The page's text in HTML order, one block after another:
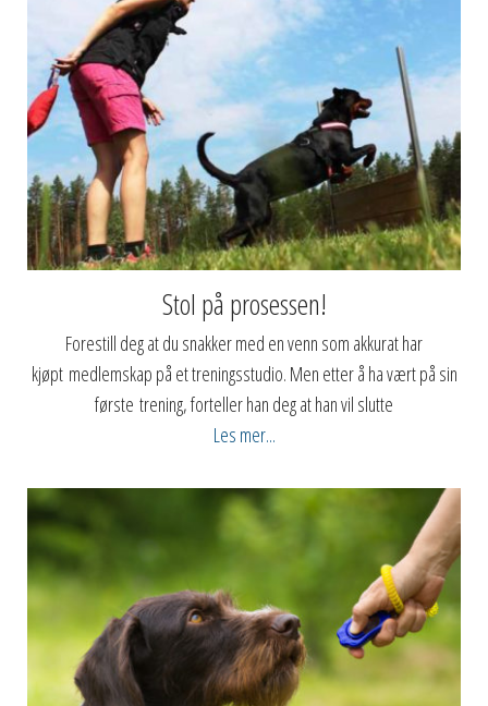
Stol på prosessen!
Forestill deg at du snakker med en venn som akkurat har
kjøpt medlemskap på et treningsstudio. Men etter å ha vært på sin
første trening, forteller han deg at han vil slutte
Les mer...